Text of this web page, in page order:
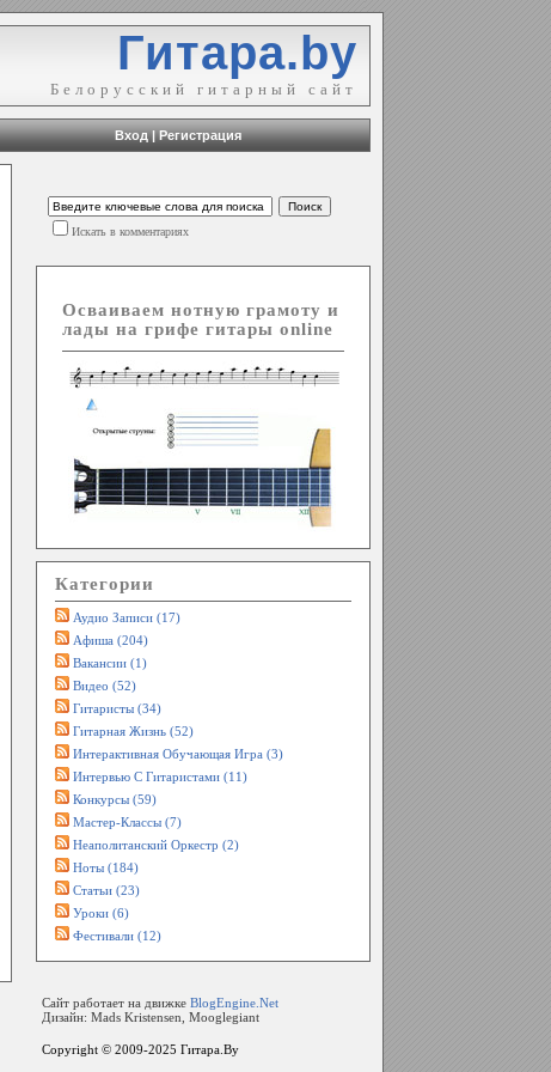
Гитара.by
Белорусский гитарный сайт
Вход|Регистрация
Искать в комментариях
Осваиваем нотную грамоту и
лады на грифе гитары online
Категории
Аудио Записи (17)
Афиша (204)
Вакансии (1)
Видео (52)
Гитаристы (34)
Гитарная Жизнь (52)
Интерактивная Обучающая Игра (3)
Интервью С Гитаристами (11)
Конкурсы (59)
Мастер-Классы (7)
Неаполитанский Оркестр (2)
Ноты (184)
Статьи (23)
Уроки (6)
Фестивали (12)
Сайт работает на движке BlogEngine.Net
Дизайн: Mads Kristensen, Mooglegiant
Copyright © 2009-2025 Гитара.By